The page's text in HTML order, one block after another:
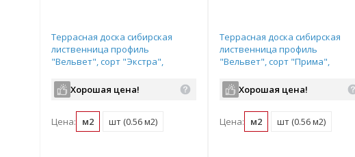
Террасная доска сибирская
лиственница профиль
"Вельвет", сорт "Экстра",
Хорошая цена!
Цена: м2 шт (0.56 м2)
Террасная доска сибирская
лиственница профиль
"Вельвет", сорт "Прима",
Хорошая цена!
Цена: м2 шт (0.56 м2)